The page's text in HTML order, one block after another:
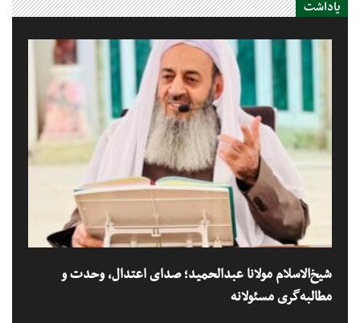
یاداشت
شیخ‌الاسلام مولانا عبدالحمید؛ صدای اعتدال، وحدت و
مطالبه‌گری مسئولانه